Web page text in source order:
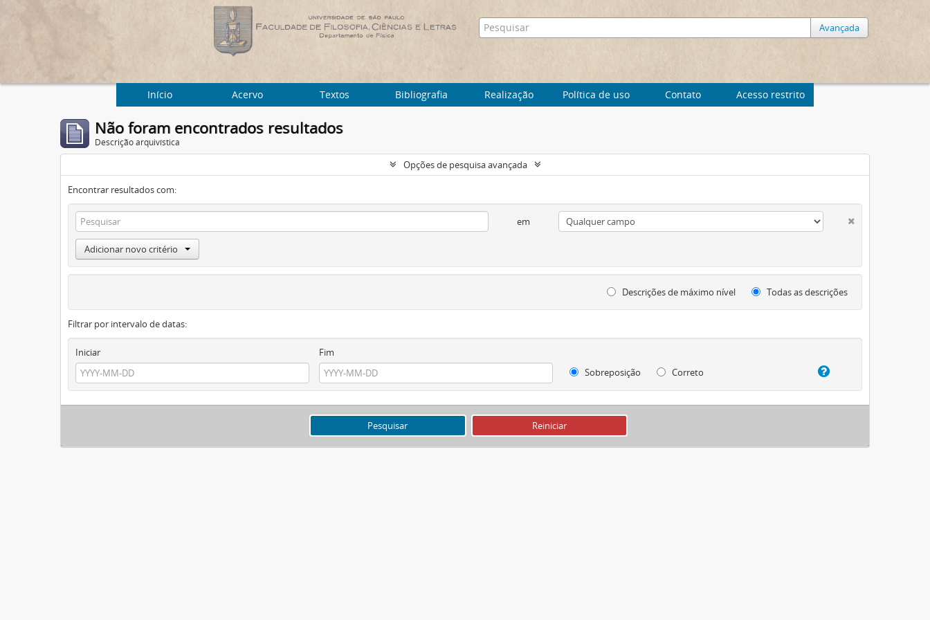
Avançada
Início Acervo Textos Bibliografia Realização Política de uso Contato Acesso restrito
Não foram encontrados resultados
Descrição arquivística
Opções de pesquisa avançada
Encontrar resultados com:
em
Adicionar novo critério
Descrições de máximo nível Todas as descrições
Filtrar por intervalo de datas:
Iniciar
Fim
Sobreposição
Correto